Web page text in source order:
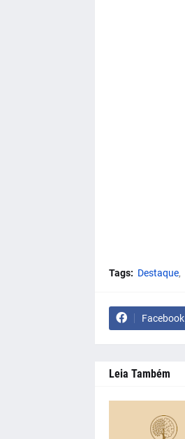
Tags: Destaque
Facebook
Leia Também